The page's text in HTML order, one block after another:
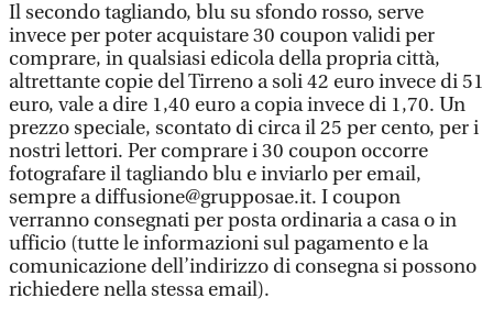
Il secondo tagliando, blu su sfondo rosso, serve
invece per poter acquistare 30 coupon validi per
comprare, in qualsiasi edicola della propria città,
altrettante copie del Tirreno a soli 42 euro invece di 51
euro, vale a dire 1,40 euro a copia invece di 1,70. Un
prezzo speciale, scontato di circa il 25 per cento, per i
nostri lettori. Per comprare i 30 coupon occorre
fotografare il tagliando blu e inviarlo per email,
sempre a diffusione@grupposae.it. I coupon
verranno consegnati per posta ordinaria a casa o in
ufficio (tutte le informazioni sul pagamento e la
comunicazione dell’indirizzo di consegna si possono
richiedere nella stessa email).